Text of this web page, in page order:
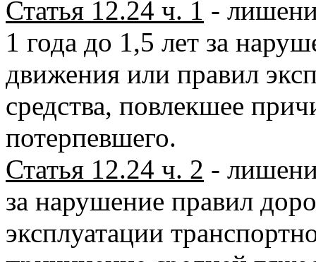
Статья 12.24 ч. 1 -
1 года до 1,5 лет за
движения или правил
средства, повлекшее
потерпевшего.
Статья 12.24 ч. 2 -
за нарушение правил
эксплуатации